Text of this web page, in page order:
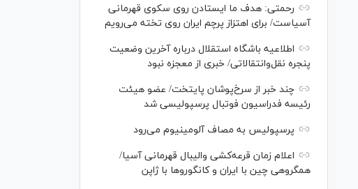
رحمتی: هدف ما ایستادن روی سکوی قهرمانی
آسیاست/ برای اهتزاز پرچم ایران روی تخته می‌رویم
اطلاعیه باشگاه استقلال درباره آخرین وضعیت
پنجره نقل‌وانتقالاتی/ خبری از معجزه نبود
چند خبر از سرخ‌پوشان پایتخت/ عضو هیئت
رئیسه فدراسیون فوتبال پرسپولیسی شد
پرسپولیس به مصاف آلومینیوم می‌رود
اعلام زمان قرعه‌کشی والیبال قهرمانی آسیا/
همگروهی چین با ایران و کانگورو‌ها با ژاپن